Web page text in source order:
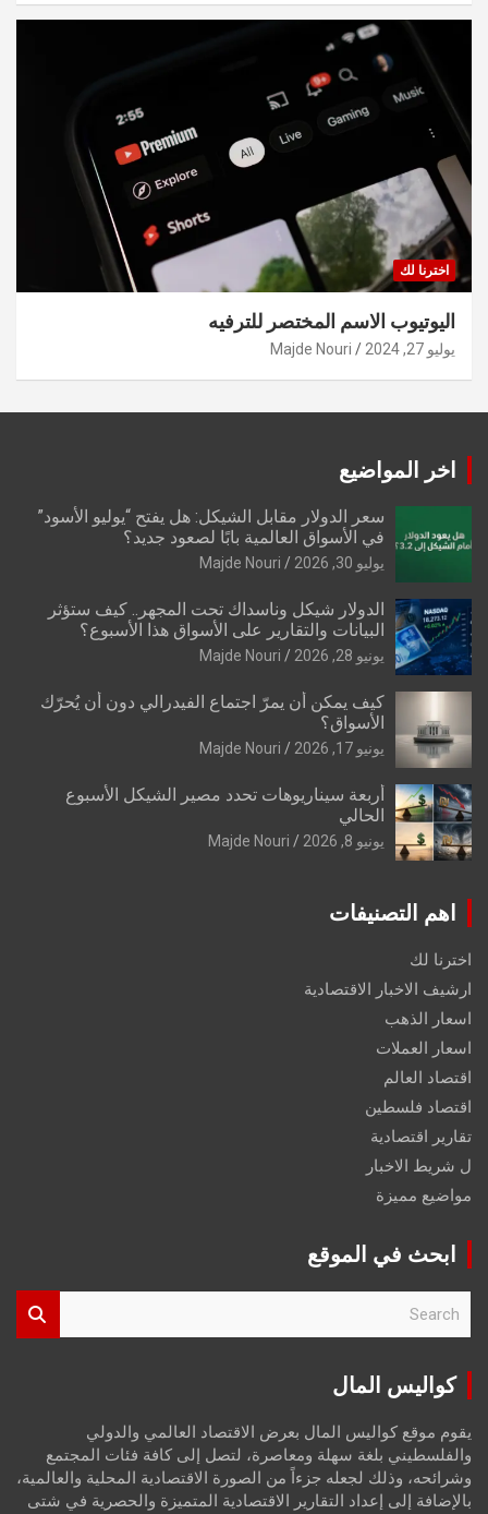
اخترنا لك
اليوتيوب الاسم المختصر للترفيه
يوليو 27, 2024 Majde Nouri
اخر المواضيع
سعر الدولار مقابل الشيكل: هل يفتح “يوليو الأسود”
في الأسواق العالمية بابًا لصعود جديد؟
يوليو 30, 2026 Majde Nouri
الدولار شيكل وناسداك تحت المجهر.. كيف ستؤثر
البيانات والتقارير على الأسواق هذا الأسبوع؟
يونيو 28, 2026 Majde Nouri
كيف يمكن أن يمرّ اجتماع الفيدرالي دون أن يُحرّك
الأسواق؟
يونيو 17, 2026 Majde Nouri
أربعة سيناريوهات تحدد مصير الشيكل الأسبوع
الحالي
يونيو 8, 2026 Majde Nouri
اهم التصنيفات
اخترنا لك
ارشيف الاخبار الاقتصادية
اسعار الذهب
اسعار العملات
اقتصاد العالم
اقتصاد فلسطين
تقارير اقتصادية
ل شريط الاخبار
مواضيع مميزة
ابحث في الموقع
r
كواليس المال
يقوم موقع كواليس المال بعرض الاقتصاد العالمي والدولي
والفلسطيني بلغة سهلة ومعاصرة، لتصل إلى كافة فئات المجتمع
وشرائحه، وذلك لجعله جزءاً من الصورة الاقتصادية المحلية والعالمية،
بالإضافة إلى إعداد التقارير الاقتصادية المتميزة والحصرية في شتى